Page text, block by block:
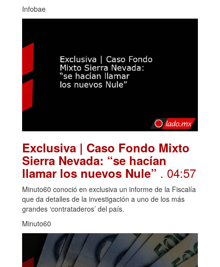
Infobae
Exclusiva | Caso Fondo Mixto
Sierra Nevada: “se hacían
llamar los nuevos Nule” . 04:57
Minuto60 conoció en exclusiva un informe de la Fiscalía
que da detalles de la investigación a uno de los más
grandes ‘contrataderos’ del país.
Minuto60